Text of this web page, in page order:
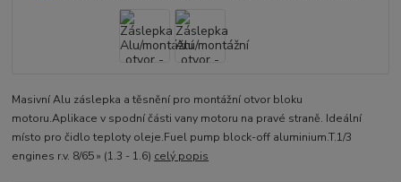
Masivní Alu záslepka a těsnění pro montážní otvor bloku
motoru.Aplikace v spodní části vany motoru na pravé straně. Ideální
místo pro čidlo teploty oleje.Fuel pump block-off aluminium.T.1/3
engines r.v. 8/65 » (1.3 - 1.6) celý popis